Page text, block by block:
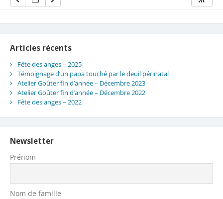
Articles récents
Fête des anges – 2025
Témoignage d’un papa touché par le deuil périnatal
Atelier Goûter fin d’année – Décembre 2023
Atelier Goûter fin d’année – Décembre 2022
Fête des anges – 2022
Newsletter
Prénom
Nom de famille